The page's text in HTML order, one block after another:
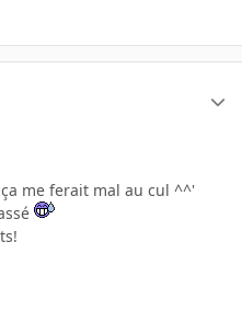
me ferait mal au cul ^^'